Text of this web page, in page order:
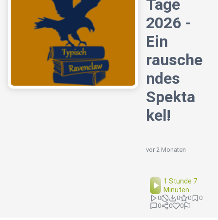
Tage
2026 -
Ein
rausche
ndes
Spekta
kel!
vor 2 Monaten
1 Stunde 7
Minuten
0 0 0
0
0
0 0